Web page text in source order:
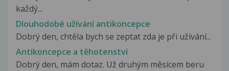
každý...
Dlouhodobé užívání antikoncepce
Dobrý den, chtěla bych se zeptat zda je při užívání...
Antikoncepce a těhotenství
Dobrý den, mám dotaz. Už druhým měsícem beru